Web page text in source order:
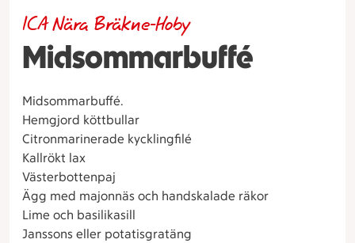
Midsommarbuffé
ICA Nära Bräkne-Hoby
Midsommarbuffé.
Hemgjord köttbullar
Citronmarinerade kycklingfilé
Kallrökt lax
Västerbottenpaj
Ägg med majonnäs och handskalade räkor
Lime och basilikasill
Janssons eller potatisgratäng